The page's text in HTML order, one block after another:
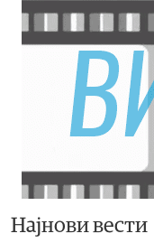
Најнови вести